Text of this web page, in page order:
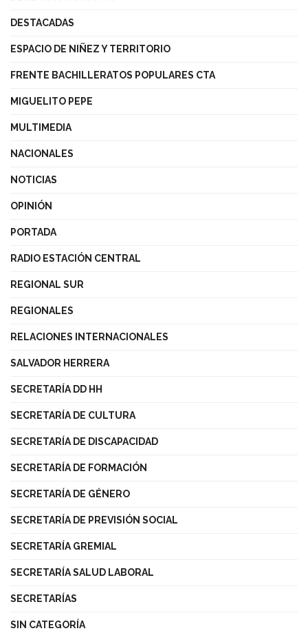
DESTACADAS
ESPACIO DE NIÑEZ Y TERRITORIO
FRENTE BACHILLERATOS POPULARES CTA
MIGUELITO PEPE
MULTIMEDIA
NACIONALES
NOTICIAS
OPINIÓN
PORTADA
RADIO ESTACIÓN CENTRAL
REGIONAL SUR
REGIONALES
RELACIONES INTERNACIONALES
SALVADOR HERRERA
SECRETARÍA DD HH
SECRETARÍA DE CULTURA
SECRETARÍA DE DISCAPACIDAD
SECRETARÍA DE FORMACIÓN
SECRETARÍA DE GÉNERO
SECRETARÍA DE PREVISIÓN SOCIAL
SECRETARÍA GREMIAL
SECRETARÍA SALUD LABORAL
SECRETARÍAS
SIN CATEGORÍA